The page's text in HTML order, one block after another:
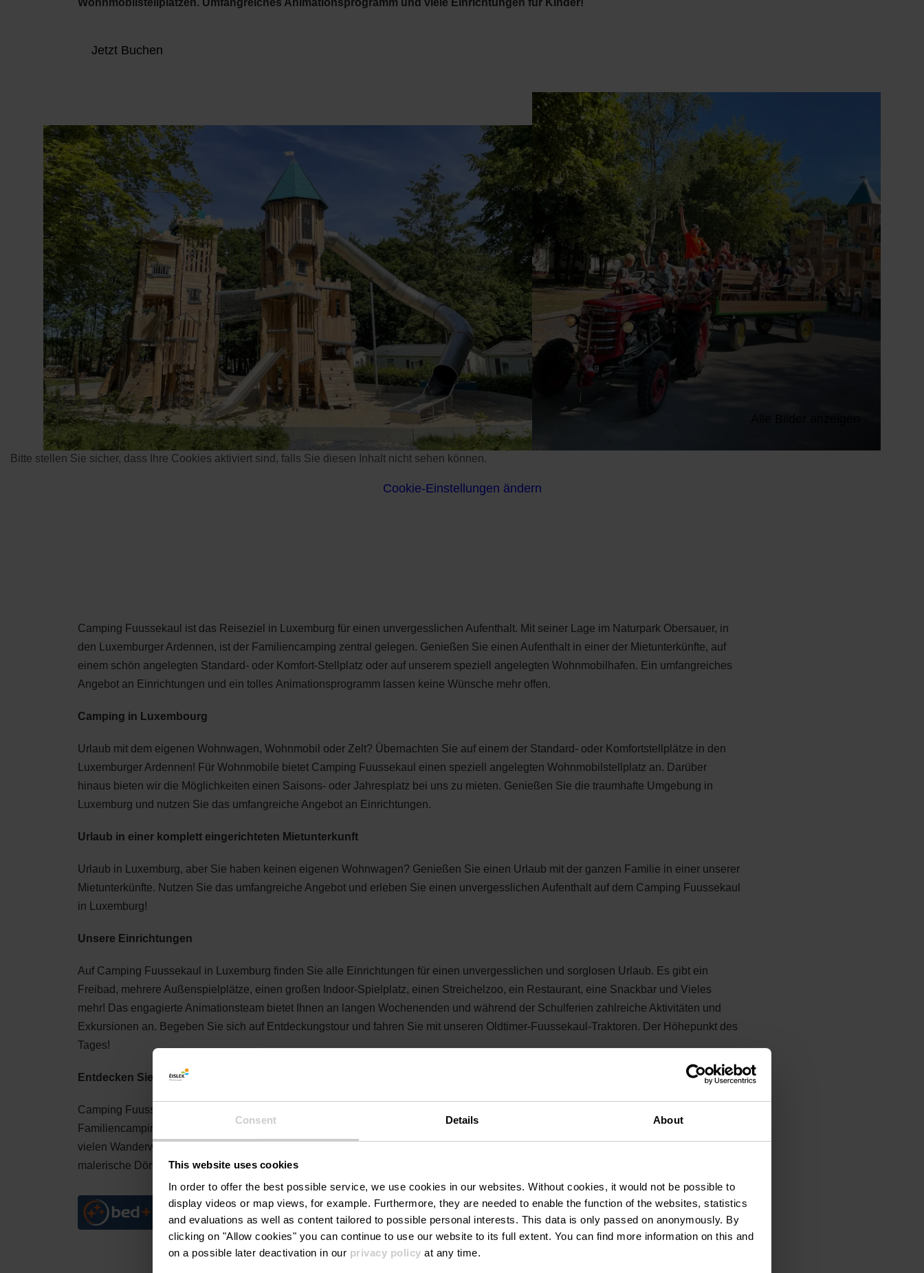
Consent Details About
This website uses cookies
In order to offer the best possible service, we use cookies in our websites. Without cookies, it would not be possible to
display videos or map views, for example. Furthermore, they are needed to enable the function of the websites, statistics
and evaluations as well as content tailored to possible personal interests. This data is only passed on anonymously. By
clicking on "Allow cookies" you can continue to use our website to its full extent. You can find more information on this and
on a possible later deactivation in our privacy policy at any time.
Jetzt Buchen
Bitte stellen Sie sicher, dass Ihre Cookies aktiviert sind, falls Sie diesen Inhalt nicht sehen können.
Cookie-Einstellungen ändern
Camping Fuussekaul ist das Reiseziel in Luxemburg für einen unvergesslichen Aufenthalt. Mit seiner Lage im Naturpark Obersauer, in
den Luxemburger Ardennen, ist der Familiencamping zentral gelegen. Genießen Sie einen Aufenthalt in einer der Mietunterkünfte, auf
einem schön angelegten Standard- oder Komfort-Stellplatz oder auf unserem speziell angelegten Wohnmobilhafen. Ein umfangreiches
Angebot an Einrichtungen und ein tolles Animationsprogramm lassen keine Wünsche mehr offen.
Camping in Luxembourg
Urlaub mit dem eigenen Wohnwagen, Wohnmobil oder Zelt? Übernachten Sie auf einem der Standard- oder Komfortstellplätze in den
Luxemburger Ardennen! Für Wohnmobile bietet Camping Fuussekaul einen speziell angelegten Wohnmobilstellplatz an. Darüber
hinaus bieten wir die Möglichkeiten einen Saisons- oder Jahresplatz bei uns zu mieten. Genießen Sie die traumhafte Umgebung in
Luxemburg und nutzen Sie das umfangreiche Angebot an Einrichtungen.
Urlaub in einer komplett eingerichteten Mietunterkunft
Urlaub in Luxemburg, aber Sie haben keinen eigenen Wohnwagen? Genießen Sie einen Urlaub mit der ganzen Familie in einer unserer
Mietunterkünfte. Nutzen Sie das umfangreiche Angebot und erleben Sie einen unvergesslichen Aufenthalt auf dem Camping Fuussekaul
in Luxemburg!
Unsere Einrichtungen
Auf Camping Fuussekaul in Luxemburg finden Sie alle Einrichtungen für einen unvergesslichen und sorglosen Urlaub. Es gibt ein
Freibad, mehrere Außenspielplätze, einen großen Indoor-Spielplatz, einen Streichelzoo, ein Restaurant, eine Snackbar und Vieles
mehr! Das engagierte Animationsteam bietet Ihnen an langen Wochenenden und während der Schulferien zahlreiche Aktivitäten und
Exkursionen an. Begeben Sie sich auf Entdeckungstour und fahren Sie mit unseren Oldtimer-Fuussekaul-Traktoren. Der Höhepunkt des
Tages!
Entdecken Sie die Umgebung
Camping Fuussekaul befindet sich inmitten der Luxemburger Ardennen. Mit seiner Lage im Naturpark Obersauer in Luxemburg, ist der
Familiencamping zentral gelegen für zahlreiche unvergessliche Ausflüge. Entdecken Sie die Umgebung und wandern Sie auf einem der
vielen Wanderwegen, die direkt am Camping Fuussekaul starten. Besuchen Sie beeindruckende Burgen, schlendern Sie durch
malerische Dörfer oder gehen Sie in Luxemburg Stadt einkaufen.